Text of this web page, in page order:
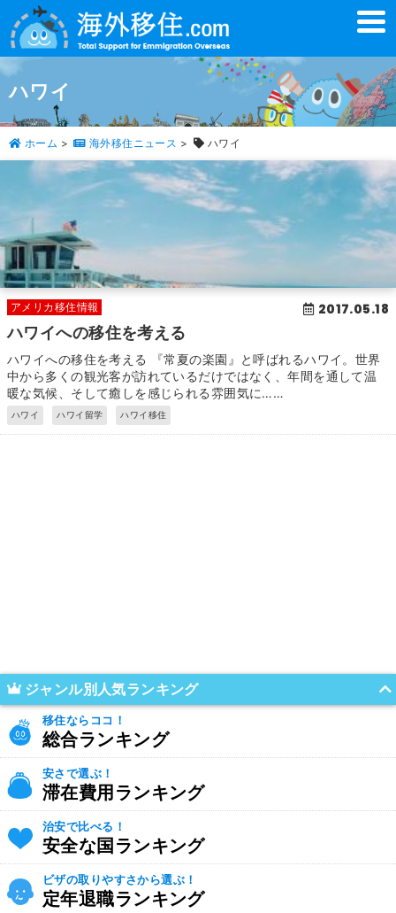
t
o
g
e
n
a
v
g
i
n
ハワイ
ホーム > 海外移住ニュース > ハワイ
アメリカ移住情報 2017.05.18
ハワイへの移住を考える
ハワイへの移住を考える 『常夏の楽園』と呼ばれるハワイ。世界
中から多くの観光客が訪れているだけではなく、年間を通して温
暖な気候、そして癒しを感じられる雰囲気に……
ハワイ ハワイ留学 ハワイ移住
ジャンル別人気ランキング
移住ならココ！
総合ランキング
安さで選ぶ！
滞在費用ランキング
治安で比べる！
安全な国ランキング
ビザの取りやすさから選ぶ！
定年退職ランキング